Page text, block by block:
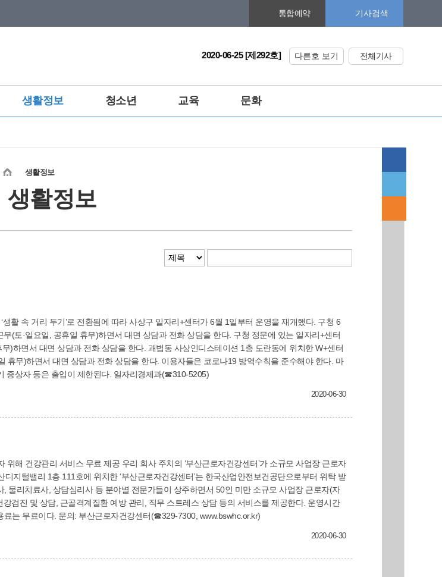
통합예약 기사검색
2020-06-25 [제292호] 다른호 보기 전체기사
생활정보 청소년 교육 문화
생활정보
생활정보
휴무)하면서 대면 상담과 전화 상담을 한다. 구청 정문에 있는 일자리+센터
. 괘법동 사상인디스테이션 1층 도란동에 위치한 W+센터
을 한다. 이용자들은 코로나19 방역수칙을 준수해야 한다. 마
스크를 착용하고 손소독과 발열체크를 한 뒤 방문 기록지를 작성해야 한다. 호흡기 증상자 등은 출입이 제한된다. 일자리경제과(☎310-5205)
2020-06-30
의 ‘부산근로자건강센터’가 소규모 사업장 근로자
검진 및 상담, 근골격계질환 예방 관리, 직무 스트레스 상담 등의 서비스를 제공한다. 운영시간
은 평일 오전 9시~오후 8시까지로 근로자들이 퇴근 후에도 이용할 수 있으며, 이용료는 무료이다. 문의: 부산근로자건강센터(☎329-7300, www.bswhc.or.kr)
2020-06-30